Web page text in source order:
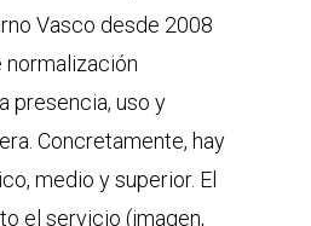
Vasco desde 2008
normalización
presencia, uso y
Concretamente, hay
medio y superior. El
el servicio (imagen,